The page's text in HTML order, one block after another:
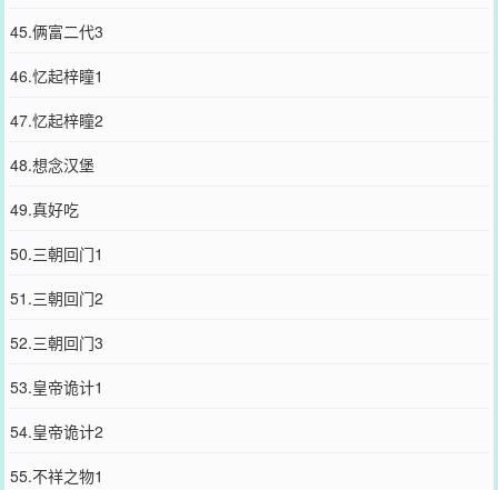
45.俩富二代3
46.忆起梓瞳1
47.忆起梓瞳2
48.想念汉堡
49.真好吃
50.三朝回门1
51.三朝回门2
52.三朝回门3
53.皇帝诡计1
54.皇帝诡计2
55.不祥之物1